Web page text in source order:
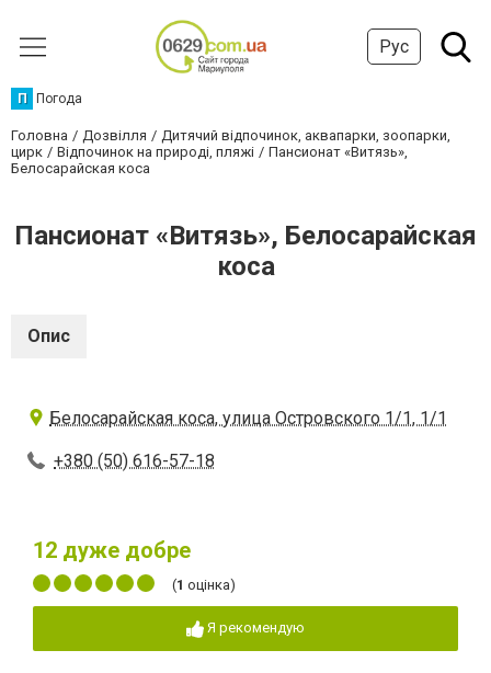
Рус
П Погода
Головна Дозвілля
Дитячий відпочинок, аквапарки, зоопарки,
цирк
Відпочинок на природі, пляжі
Пансионат «Витязь»,
Белосарайская коса
Пансионат «Витязь», Белосарайская
коса
Опис
Белосарайская коса, улица Островского 1/1, 1/1
+380 (50) 616-57-18
12 дуже добре
(1 оцінка)
Я рекомендую